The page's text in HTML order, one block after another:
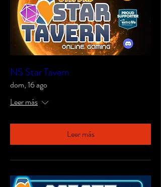
NS Star Tavern
dom, 16 ago
Leer más
Leer más